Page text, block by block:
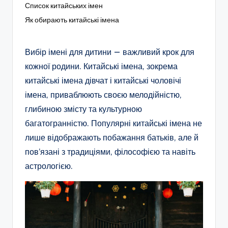
Список китайських імен
Як обирають китайські імена
Вибір імені для дитини — важливий крок для
кожної родини. Китайські імена, зокрема
китайські імена дівчат і китайські чоловічі
імена, приваблюють своєю мелодійністю,
глибиною змісту та культурною
багатогранністю. Популярні китайські імена не
лише відображають побажання батьків, але й
пов’язані з традиціями, філософією та навіть
астрологією.